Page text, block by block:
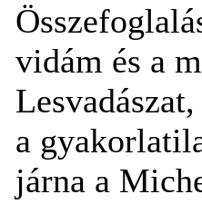
vidám és a
a
járna a